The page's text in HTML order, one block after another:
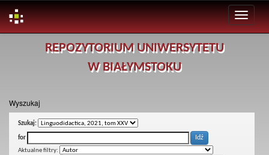
REPOZYTORIUM UNIWERSYTETU
W BIAŁYMSTOKU
Wyszukaj
Szukaj:
for
Aktualne filtry: